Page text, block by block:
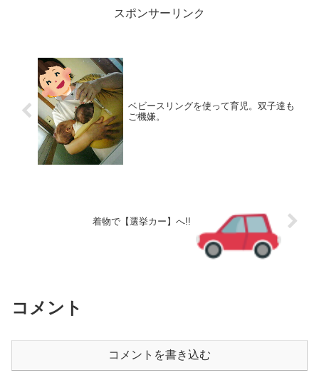
スポンサーリンク
ベビースリングを使って育児。双子達も
ご機嫌。
着物で【選挙カー】へ!!
コメント
コメントを書き込む